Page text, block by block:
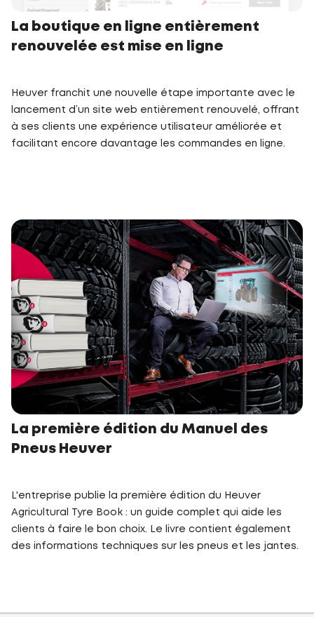
La boutique en ligne entièrement
renouvelée est mise en ligne
Heuver franchit une nouvelle étape importante avec le
lancement d’un site web entièrement renouvelé, offrant
à ses clients une expérience utilisateur améliorée et
facilitant encore davantage les commandes en ligne.
La première édition du Manuel des
Pneus Heuver
L'entreprise publie la première édition du Heuver
Agricultural Tyre Book : un guide complet qui aide les
clients à faire le bon choix. Le livre contient également
des informations techniques sur les pneus et les jantes.